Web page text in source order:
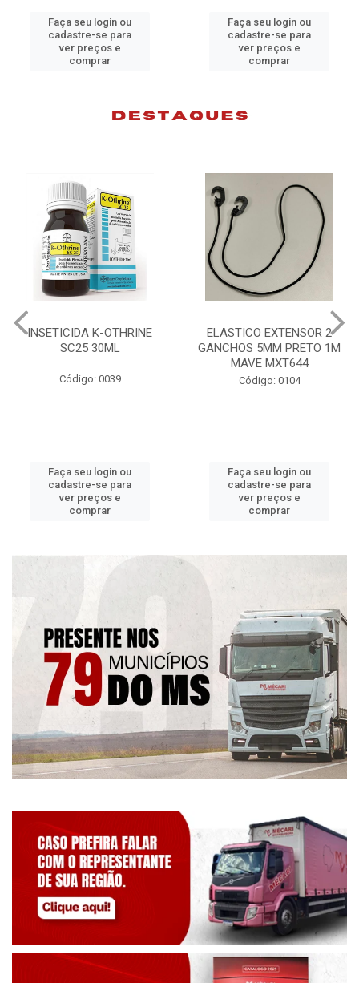
Faça seu login ou
cadastre-se para
ver preços e
Faça seu login
cadastre-se
ver preços e
INSETICIDA K-OTHRINE
SC25 30ML
Código: 0039
Faça seu login ou
cadastre-se para
ver preços e
comprar
ELASTICO EXTENSOR 2
GANCHOS 5MM PRETO 1M
MAVE MXT644
Código: 0104
Faça seu login ou
cadastre-se para
ver preços e
comprar